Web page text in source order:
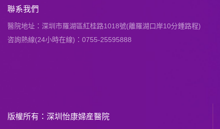
聯系我們
醫院地址：深圳市羅湖區紅桂路1018號(離羅湖口岸10分鍾路程)
咨詢熱線(24小時在線)：0755-25595888
版權所有：深圳怡康婦産醫院